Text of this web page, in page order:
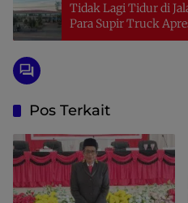
Tidak Lagi Tidur di
Para Supir Truck
Polisi
Pos Terkait